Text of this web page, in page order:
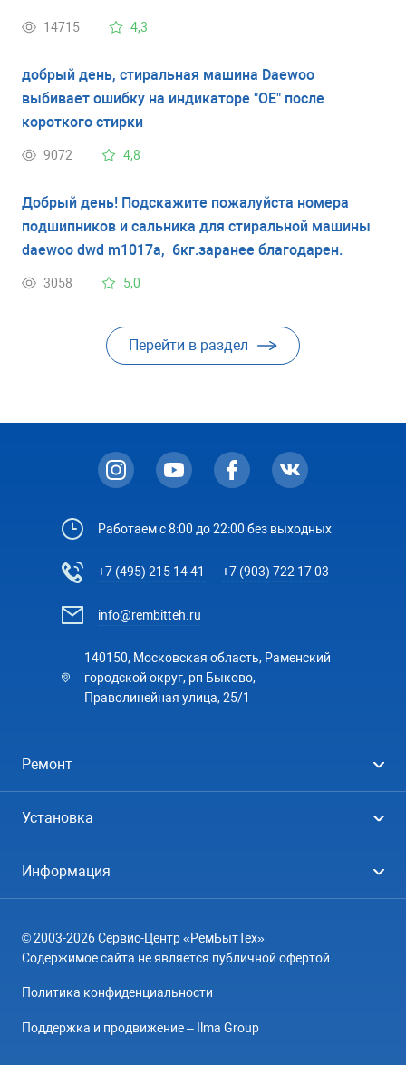
14715 4,3
добрый день, стиральная машина Daewoo
выбивает ошибку на индикаторе "OE" после
короткого стирки
9072 4,8
Добрый день! Подскажите пожалуйста номера
подшипников и сальника для стиральной машины
daewoo dwd m1017a, 6кг.заранее благодарен.
3058 5,0
Перейти в раздел
Работаем с 8:00 до 22:00 без выходных
+7 (495) 215 14 41 +7 (903) 722 17 03
info@rembitteh.ru
140150, Московская область, Раменский
городской округ, рп Быково,
Праволинейная улица, 25/1
Ремонт
Посудомоечные машины
Кондиционеры
Варочные панели
Электроплиты
Установка
Кондиционеры
Информация
География
© 2003-2026 Сервис-Центр «РемБытТех»
Содержимое сайта не является публичной офертой
Политика конфиденциальности
Поддержка и продвижение – Ilma Group